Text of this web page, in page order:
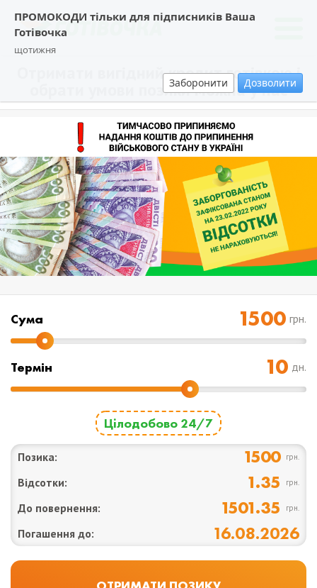
ПРОМОКОДИ тільки для підписників Ваша
Готівочка
щотижня
Заборонити Дозволити
Отримати вигідний кредит готівкою і
обрати умови позики можна у нас
Cума грн.
Термін дн.
Цілодобово 24/7
Позика: 1500 грн.
Відсотки: 1.35 грн.
До повернення: 1501.35 грн.
Погашення до: 16.08.2026